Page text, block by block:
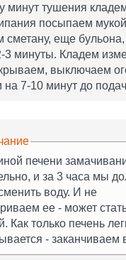
минут тушения
посыпаем
сметану, еще
3 минуты. Кладем
выключаем
на 7-10 минут до
печени
и за 3 часа мы
воду. И не
ее - может
Как только печень
- заканчиваем